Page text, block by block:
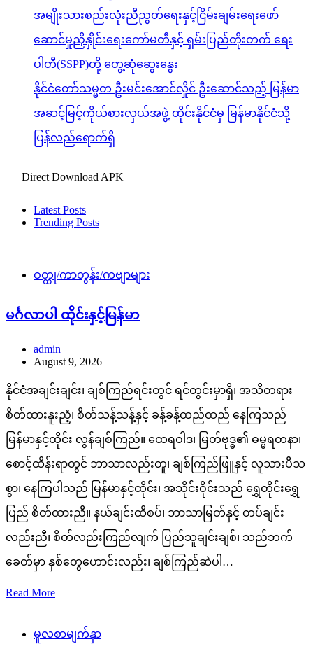
အမျိုးသားစည်းလုံးညီညွတ်ရေးနှင့်ငြိမ်းချမ်းရေးဖော်
ဆောင်မှုညှိနှိုင်းရေးကော်မတီနှင့် ရှမ်းပြည်တိုးတက် ရေး
ပါတီ(SSPP)တို့ တွေ့ဆုံဆွေးနွေး
နိုင်ငံတော်သမ္မတ ဦးမင်းအောင်လှိုင် ဦးဆောင်သည့် မြန်မာ
အဆင့်မြင့်ကိုယ်စားလှယ်အဖွဲ့ ထိုင်းနိုင်ငံမှ မြန်မာနိုင်ငံသို့
ပြန်လည်ရောက်ရှိ
Direct Download APK
Latest Posts
Trending Posts
ဝတ္ထု/ကာတွန်း/ကဗျာများ
မင်္ဂလာပါ ထိုင်းနှင့်မြန်မာ
admin
August 9, 2026
နိုင်ငံအချင်းချင်း၊ ချစ်ကြည်ရင်းတွင် ရင်တွင်းမှာရှိ၊ အသိတရား
စိတ်ထားနူးညံ့၊ စိတ်သန့်သန့်နှင့် ခန့်ခန့်ထည်ထည် နေကြသည်
မြန်မာနှင့်ထိုင်း လွန်ချစ်ကြည်။ ထေရဝါဒ၊ မြတ်ဗုဒ္ဓ၏ ဓမ္မရတနာ၊
စောင့်ထိန်းရာတွင် ဘာသာလည်းတူ၊ ချစ်ကြည်ဖြူနှင့် လူသားပီသ
စွာ၊ နေကြပါသည် မြန်မာနှင့်ထိုင်း၊ အသိုင်းဝိုင်းသည် ရွှေတိုင်းရွှေ
ပြည် စိတ်ထားညီ။ နယ်ချင်းထိစပ်၊ ဘာသာမြတ်နှင့် တပ်ချင်း
လည်းညီ၊ စိတ်လည်းကြည်လျက် ပြည်သူချင်းချစ်၊ သည်ဘက်
ခေတ်မှာ နှစ်တွေဟောင်းလည်း၊ ချစ်ကြည်ဆဲပါ…
Read More
မူလစာမျက်နှာ